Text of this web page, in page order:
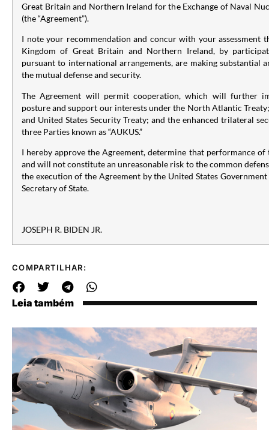
Great Britain and Northern Ireland for the Exchange of Naval
(the “Agreement”).
I note your recommendation and concur with your assessment
Kingdom of Great Britain and Northern Ireland, by
pursuant to international arrangements, are making substantial
the mutual defense and security.
The Agreement will permit cooperation, which will further
posture and support our interests under the North Atlantic
and United States Security Treaty; and the enhanced trilateral
three Parties known as “AUKUS.”
I hereby approve the Agreement, determine that performance
and will not constitute an unreasonable risk to the common
the execution of the Agreement by the United States
Secretary of State.
JOSEPH R. BIDEN JR.
COMPARTILHAR:
Leia também